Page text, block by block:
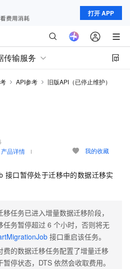
打开 APP
传输服务
API参考
旧版API（已停止维护）
产品详情 我的收藏
接口暂停处于迁移中的数据迁移实
移任务已进入增量数据迁移阶段，
任务暂停超过 6 个小时，否则将无
接口重启该任务。
费的数据迁移任务配置了增量迁移
暂停状态，DTS 依然会收取费用。